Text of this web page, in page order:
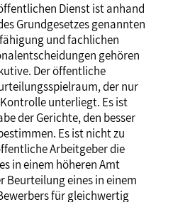
Dienst ist anhand
Grundgesetzes genannten
und fachlichen
gehören
Der öffentliche
der nur
unterliegt. Es ist
der Gerichte, den besser
Es ist nicht zu
Arbeitgeber die
in einem höheren Amt
Beurteilung eines in einem
für gleichwertig